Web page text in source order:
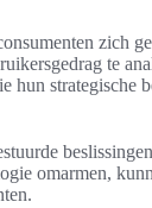
zich
te
hun strategische
omarmen,